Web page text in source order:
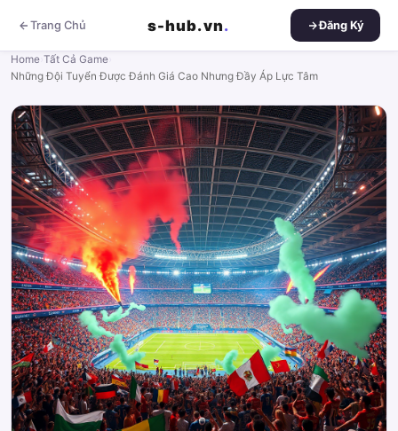
Trang Chủ s-hub.vn. Đăng Ký
Home Tất Cả Game
Những Đội Tuyển Được Đánh Giá Cao Nhưng Đầy Áp Lực Tâm